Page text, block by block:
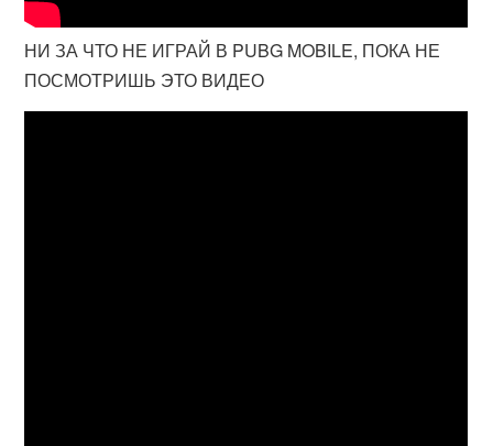
НИ ЗА ЧТО НЕ ИГРАЙ В PUBG MOBILE, ПОКА НЕ
ПОСМОТРИШЬ ЭТО ВИДЕО